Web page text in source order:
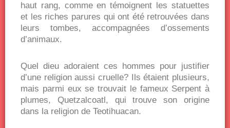
haut rang, comme en témoignent les statuettes
et les riches parures qui ont été retrouvées dans
leurs tombes, accompagnées d’ossements
d’animaux.
Quel dieu adoraient ces hommes pour justifier
d’une religion aussi cruelle? Ils étaient plusieurs,
mais parmi eux se trouvait le fameux Serpent à
plumes, Quetzalcoatl, qui trouve son origine
dans la religion de Teotihuacan.